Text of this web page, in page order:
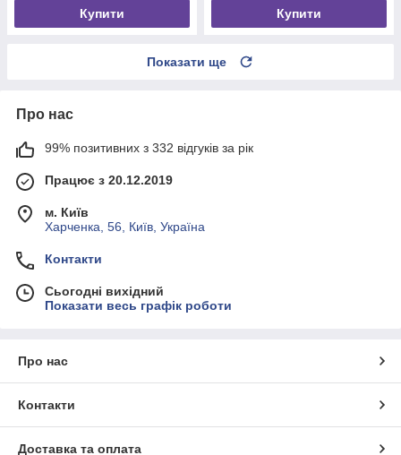
Купити Купити
Показати ще
Про нас
99% позитивних з 332 відгуків за рік
Працює з 20.12.2019
м. Київ
Харченка, 56, Київ, Україна
Контакти
Сьогодні вихідний
Показати весь графік роботи
Про нас
Контакти
Доставка та оплата